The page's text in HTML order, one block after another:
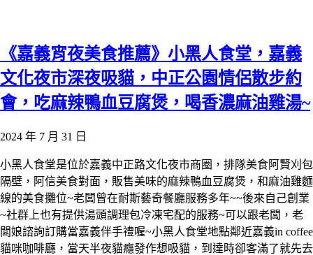
《嘉義宵夜美食推薦》小黑人食堂，嘉義
文化夜市深夜吸貓，中正公園情侶散步約
會，吃麻辣鴨血豆腐煲，喝香濃麻油雞湯~
2024 年 7 月 31 日
小黑人食堂是位於嘉義中正路文化夜市商圈，排隊美食阿賢刈包
隔壁，阿信美食對面，販售美味的麻辣鴨血豆腐煲，和麻油雞麵
線的美食攤位~老闆曾在耐斯藝奇餐廳服務多年~~後來自己創業
~社群上也有提供湯頭調理包冷凍宅配的服務~可以跟老闆，老
闆娘諮詢訂購當嘉義伴手禮喔~小黑人食堂地點鄰近嘉義in coffee
貓咪咖啡廳，當天半夜貓癮發作想吸貓，到達時卻客滿了就先去